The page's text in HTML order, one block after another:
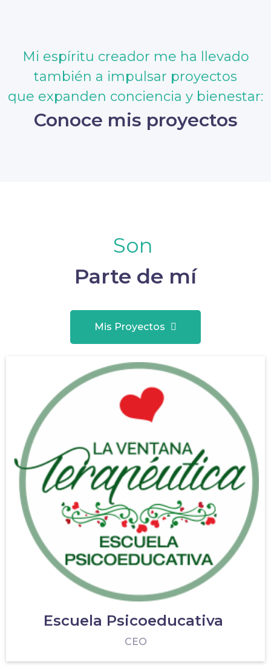
Mi espíritu creador me ha llevado
también a impulsar proyectos
que expanden conciencia y bienestar:
Conoce mis proyectos
Son
Parte de mí
Mis Proyectos
Escuela Psicoeducativa
CEO